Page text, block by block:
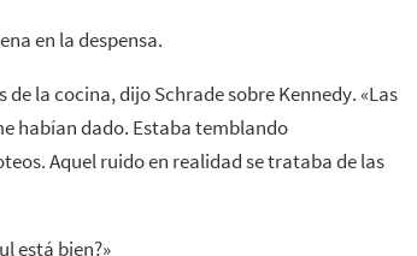
en la despensa.
la cocina, dijo Schrade sobre Kennedy. «Las
habían dado. Estaba temblando
Aquel ruido en realidad se trataba de las
está bien?»